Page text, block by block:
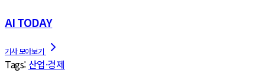
AI TODAY
Tags: 산업·경제